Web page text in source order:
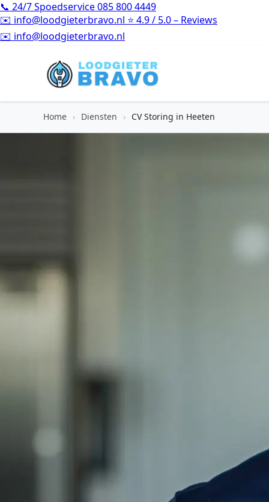
📞 24/7 Spoedservice085 800 4449
✉️ info@loodgieterbravo.nl ⭐ 4.9 / 5.0 – Reviews
⭐4.9 / 5.0 – Reviews
Home › Diensten › CV Storing in Heeten